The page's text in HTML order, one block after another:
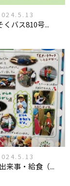
くバス810号...
来事・給食（...